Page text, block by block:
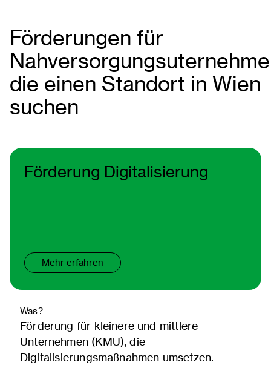
Förderungen für
die einen Standort in Wien
suchen
Förderung Digitalisierung
Mehr erfahren
Was?
Förderung für kleinere und mittlere
Unternehmen (KMU), die
Digitalisierungsmaßnahmen umsetzen.